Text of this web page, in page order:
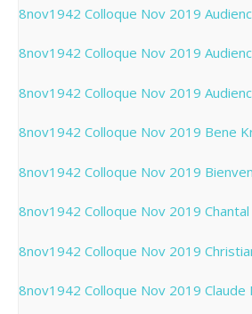
8nov1942 Colloque Nov 2019
8nov1942 Colloque Nov 2019
8nov1942 Colloque Nov 2019
8nov1942 Colloque Nov 2019 Bene
8nov1942 Colloque Nov 2019
8nov1942 Colloque Nov 2019
8nov1942 Colloque Nov 2019
8nov1942 Colloque Nov 2019